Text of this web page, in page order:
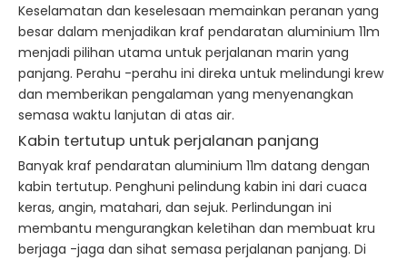
Keselamatan dan keselesaan memainkan peranan yang
besar dalam menjadikan kraf pendaratan aluminium 11m
menjadi pilihan utama untuk perjalanan marin yang
panjang. Perahu -perahu ini direka untuk melindungi krew
dan memberikan pengalaman yang menyenangkan
semasa waktu lanjutan di atas air.
Kabin tertutup untuk perjalanan panjang
Banyak kraf pendaratan aluminium 11m datang dengan
kabin tertutup. Penghuni pelindung kabin ini dari cuaca
keras, angin, matahari, dan sejuk. Perlindungan ini
membantu mengurangkan keletihan dan membuat kru
berjaga -jaga dan sihat semasa perjalanan panjang. Di